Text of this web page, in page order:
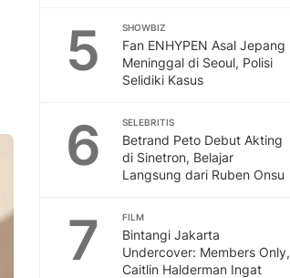
5 SHOWBIZ
Fan ENHYPEN Asal Jepang
Meninggal di Seoul, Polisi
Selidiki Kasus
6 SELEBRITIS
Betrand Peto Debut Akting
di Sinetron, Belajar
Langsung dari Ruben Onsu
7 FILM
Bintangi Jakarta
Undercover: Members Only,
Caitlin Halderman Ingat